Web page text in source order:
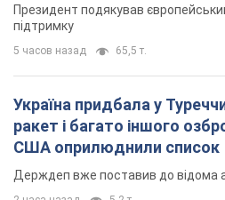
"Нас почули на одне вухо":
день поспіль тривають
тривають
2 часа назад 2,1 т.